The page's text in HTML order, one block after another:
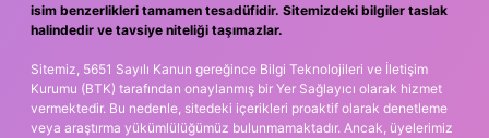
isim benzerlikleri tamamen tesadüfidir. Sitemizdeki bilgiler taslak
halindedir ve tavsiye niteliği taşımazlar.
Sitemiz, 5651 Sayılı Kanun gereğince Bilgi Teknolojileri ve İletişim
Kurumu (BTK) tarafından onaylanmış bir Yer Sağlayıcı olarak hizmet
vermektedir. Bu nedenle, sitedeki içerikleri proaktif olarak denetleme
veya araştırma yükümlülüğümüz bulunmamaktadır. Ancak, üyelerimiz